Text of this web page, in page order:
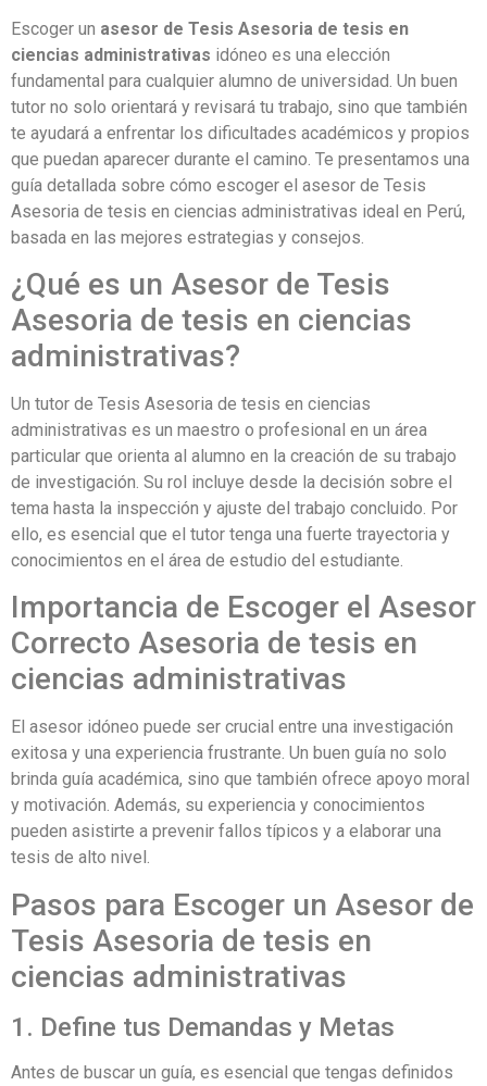
Escoger un asesor de Tesis Asesoria de tesis en
ciencias administrativas idóneo es una elección
fundamental para cualquier alumno de universidad. Un buen
tutor no solo orientará y revisará tu trabajo, sino que también
te ayudará a enfrentar los dificultades académicos y propios
que puedan aparecer durante el camino. Te presentamos una
guía detallada sobre cómo escoger el asesor de Tesis
Asesoria de tesis en ciencias administrativas ideal en Perú,
basada en las mejores estrategias y consejos.
¿Qué es un Asesor de Tesis
Asesoria de tesis en ciencias
administrativas?
Un tutor de Tesis Asesoria de tesis en ciencias
administrativas es un maestro o profesional en un área
particular que orienta al alumno en la creación de su trabajo
de investigación. Su rol incluye desde la decisión sobre el
tema hasta la inspección y ajuste del trabajo concluido. Por
ello, es esencial que el tutor tenga una fuerte trayectoria y
conocimientos en el área de estudio del estudiante.
Importancia de Escoger el Asesor
Correcto Asesoria de tesis en
ciencias administrativas
El asesor idóneo puede ser crucial entre una investigación
exitosa y una experiencia frustrante. Un buen guía no solo
brinda guía académica, sino que también ofrece apoyo moral
y motivación. Además, su experiencia y conocimientos
pueden asistirte a prevenir fallos típicos y a elaborar una
tesis de alto nivel.
Pasos para Escoger un Asesor de
Tesis Asesoria de tesis en
ciencias administrativas
1. Define tus Demandas y Metas
Antes de buscar un guía, es esencial que tengas definidos